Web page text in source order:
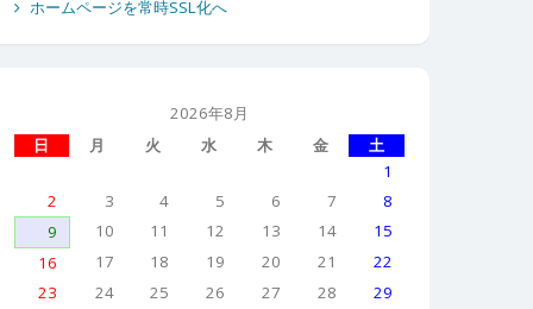
ホームページを常時SSL化へ
2026年8月
日
月 火 水 木 金
土
1
2
3 4 5 6 7
8
9
10 11 12 13 14
15
16
17 18 19 20 21
22
23
24 25 26 27 28
29